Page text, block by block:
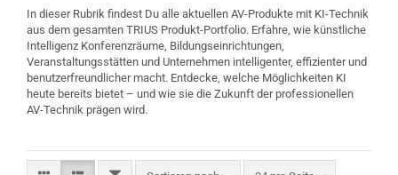
In dieser Rubrik findest Du alle aktuellen AV-Produkte mit KI-Technik
aus dem gesamten TRIUS Produkt-Portfolio. Erfahre, wie künstliche
Intelligenz Konferenzräume, Bildungseinrichtungen,
Veranstaltungsstätten und Unternehmen intelligenter, effizienter und
benutzerfreundlicher macht. Entdecke, welche Möglichkeiten KI
heute bereits bietet – und wie sie die Zukunft der professionellen
AV-Technik prägen wird.